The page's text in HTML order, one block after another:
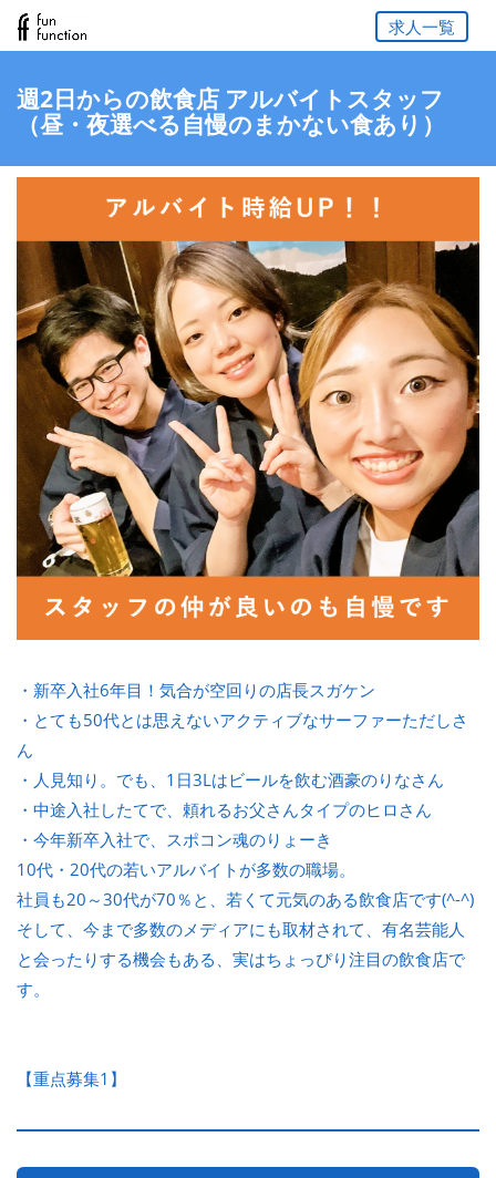
求人一覧
週2日からの飲食店 アルバイトスタッフ
（昼・夜選べる自慢のまかない食あり）
・新卒入社6年目！気合が空回りの店長スガケン
・とても50代とは思えないアクティブなサーファーただしさ
ん
・人見知り。でも、1日3Lはビールを飲む酒豪のりなさん
・中途入社したてで、頼れるお父さんタイプのヒロさん
・今年新卒入社で、スポコン魂のりょーき
10代・20代の若いアルバイトが多数の職場。
社員も20～30代が70％と、若くて元気のある飲食店です(^-^)
そして、今まで多数のメディアにも取材されて、有名芸能人
と会ったりする機会もある、実はちょっぴり注目の飲食店で
す。
【重点募集1】